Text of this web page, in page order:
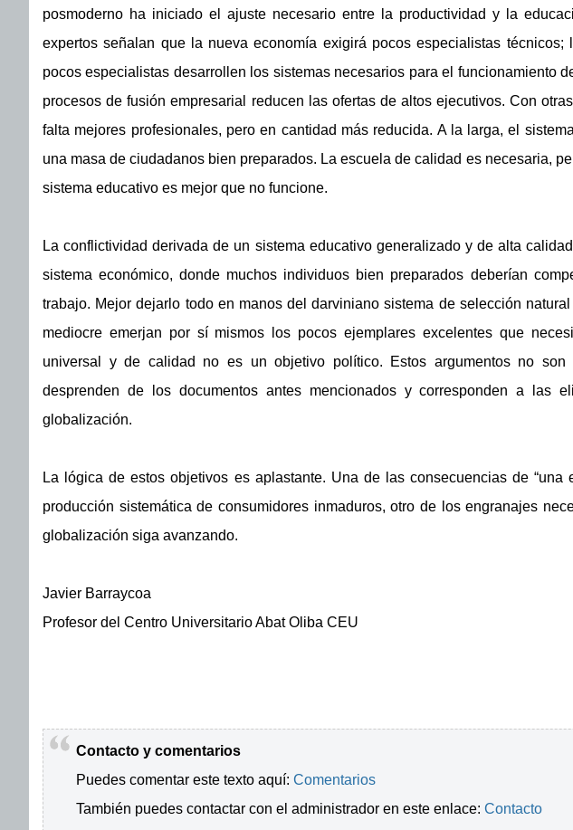
posmoderno ha iniciado el ajuste necesario entre la productividad y la
expertos señalan que la nueva economía exigirá pocos especialistas técnicos;
pocos especialistas desarrollen los sistemas necesarios para el funcionamiento
procesos de fusión empresarial reducen las ofertas de altos ejecutivos. Con
falta mejores profesionales, pero en cantidad más reducida. A la larga, el
una masa de ciudadanos bien preparados. La escuela de calidad es necesaria,
sistema educativo es mejor que no funcione.
La conflictividad derivada de un sistema educativo generalizado y de alta
sistema económico, donde muchos individuos bien preparados deberían
trabajo. Mejor dejarlo todo en manos del darviniano sistema de selección
mediocre emerjan por sí mismos los pocos ejemplares excelentes que
universal y de calidad no es un objetivo político. Estos argumentos no
desprenden de los documentos antes mencionados y corresponden a las
globalización.
La lógica de estos objetivos es aplastante. Una de las consecuencias de “una
producción sistemática de consumidores inmaduros, otro de los engranajes
globalización siga avanzando.
Javier Barraycoa
Profesor del Centro Universitario Abat Oliba CEU
Contacto y comentarios
Puedes comentar este texto aquí: Comentarios
También puedes contactar con el administrador en este enlace: Contacto